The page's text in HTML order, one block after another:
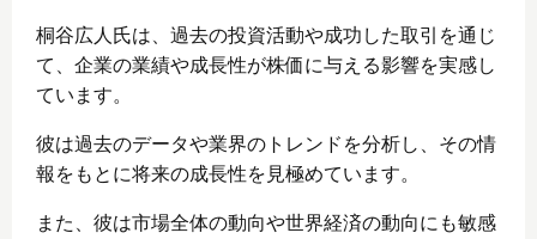
桐谷広人氏は、過去の投資活動や成功した取引を通じ
て、企業の業績や成長性が株価に与える影響を実感し
ています。
彼は過去のデータや業界のトレンドを分析し、その情
報をもとに将来の成長性を見極めています。
また、彼は市場全体の動向や世界経済の動向にも敏感